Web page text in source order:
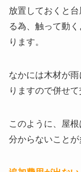
放置しておくと
る為、触って動
ります。
なかには木材が
りますので併せて
このように、屋
分からないことが